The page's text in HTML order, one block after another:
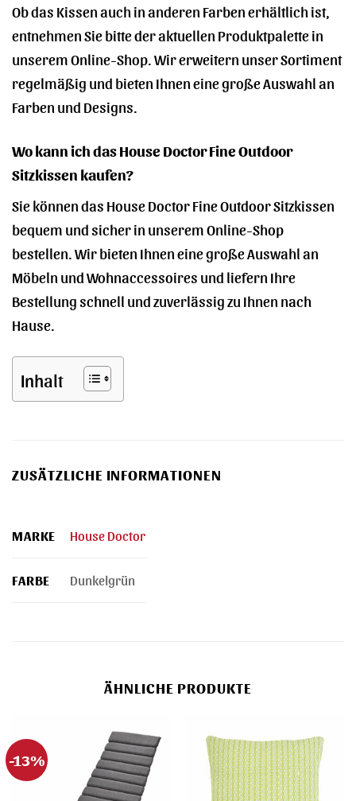
Ob das Kissen auch in anderen Farben erhältlich ist,
entnehmen Sie bitte der aktuellen Produktpalette in
unserem Online-Shop. Wir erweitern unser Sortiment
regelmäßig und bieten Ihnen eine große Auswahl an
Farben und Designs.
Wo kann ich das House Doctor Fine Outdoor
Sitzkissen kaufen?
Sie können das House Doctor Fine Outdoor Sitzkissen
bequem und sicher in unserem Online-Shop
bestellen. Wir bieten Ihnen eine große Auswahl an
Möbeln und Wohnaccessoires und liefern Ihre
Bestellung schnell und zuverlässig zu Ihnen nach
Hause.
Inhalt
ZUSÄTZLICHE INFORMATIONEN
MARKE House Doctor
FARBE Dunkelgrün
ÄHNLICHE PRODUKTE
-13%